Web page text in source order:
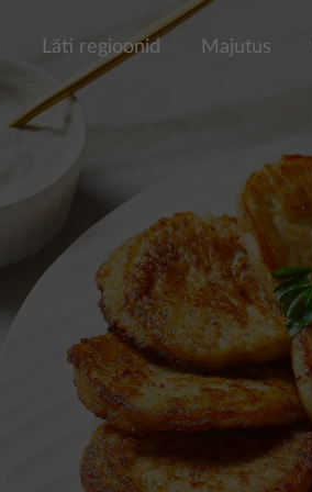
Läti regioonid Majutus